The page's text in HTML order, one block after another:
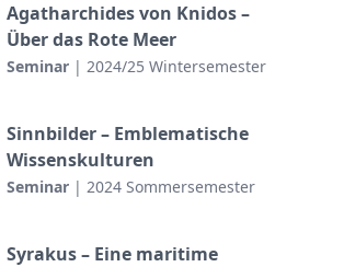
Agatharchides von Knidos –
Über das Rote Meer
Seminar | 2024/25 Wintersemester
Sinnbilder – Emblematische
Wissenskulturen
Seminar | 2024 Sommersemester
Syrakus – Eine maritime